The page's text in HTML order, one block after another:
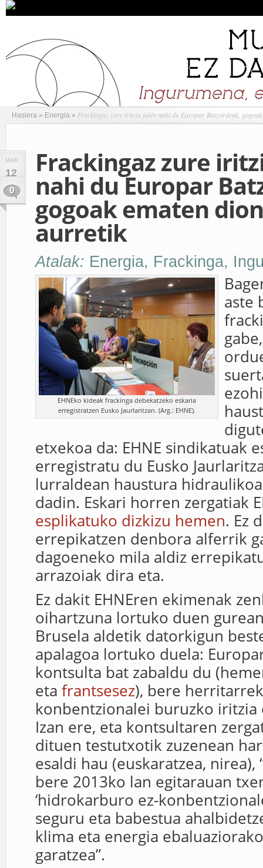
Hasiera » Energia » Frackingaz zure iritzia jakin nahi du Europar Batzordeak,
MAR
12
0
Frackingaz zure
nahi du Europar
gogoak ematen
aurretik
Atalak: Energia, Frackinga,
EHNEko kideak frackinga debekatzeko eskaria
erregistratzen Eusko Jaurlaritzan. (Arg.: EHNE).
aste
etxekoa da: EHNE sindikatuak
erregistratu du Eusko
lurraldean haustura
dadin. Eskari horren zergatiak
esplikatuko dizkizu hemen. Ez
errepikatzen denbora alferrik
dagoeneko mila aldiz
arrazoiak dira eta.
Ez dakit EHNEren ekimenak
oihartzuna lortuko duen
Brusela aldetik datorkigun
apalagoa lortuko duela:
kontsulta bat zabaldu du
eta frantsesez), bere
konbentzionalei buruzko iritzia
Izan ere, eta kontsultaren
dituen testutxotik zuzenean
esaldi hau (euskaratzea, nirea),
bere 2013ko lan egitarauan
‘hidrokarburo ez-
seguru eta babestua
klima eta energia
garatzea”.